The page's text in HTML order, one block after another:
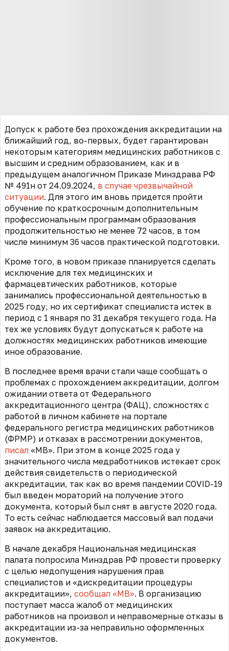
Допуск к работе без прохождения аккредитации на
ближайший год, во-первых, будет гарантирован
некоторым категориям медицинских работников с
высшим и средним образованием, как и в
предыдущем аналогичном Приказе Минздрава РФ
№ 491н от 24.09.2024, в случае чрезвычайной
ситуации. Для этого им вновь придется пройти
обучение по краткосрочным дополнительным
профессиональным программам образования
продолжительностью не менее 72 часов, в том
числе минимум 36 часов практической подготовки.
Кроме того, в новом приказе планируется сделать
исключение для тех медицинских и
фармацевтических работников, которые
занимались профессиональной деятельностью в
2025 году, но их сертификат специалиста истек в
период с 1 января по 31 декабря текущего года. На
тех же условиях будут допускаться к работе на
должностях медицинских работников имеющие
иное образование.
В последнее время врачи стали чаще сообщать о
проблемах с прохождением аккредитации, долгом
ожидании ответа от Федерального
аккредитационного центра (ФАЦ), сложностях с
работой в личном кабинете на портале
федерального регистра медицинских работников
(ФРМР) и отказах в рассмотрении документов,
писал «МВ». При этом в конце 2025 года у
значительного числа медработников истекает срок
действия свидетельств о периодической
аккредитации, так как во время пандемии COVID-19
был введен мораторий на получение этого
документа, который был снят в августе 2020 года.
То есть сейчас наблюдается массовый вал подачи
заявок на аккредитацию.
В начале декабря Национальная медицинская
палата попросила Минздрав РФ провести проверку
с целью недопущения нарушения прав
специалистов и «дискредитации процедуры
аккредитации», сообщал «МВ». В организацию
поступает масса жалоб от медицинских
работников на произвол и неправомерные отказы в
аккредитации из-за неправильно оформленных
документов.